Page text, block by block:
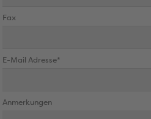
Fax
E-Mail Adresse*
Anmerkungen